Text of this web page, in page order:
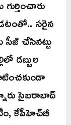
సరైన
చేసినట్టు
డబ్బుల
సైబరాబాద్
కేపీహెచ్‌బీ